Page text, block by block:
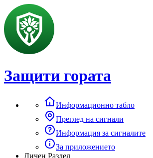
Защити гората
Информационно табло
Преглед на сигнали
Информация за сигналите
За приложението
Личен Раздел